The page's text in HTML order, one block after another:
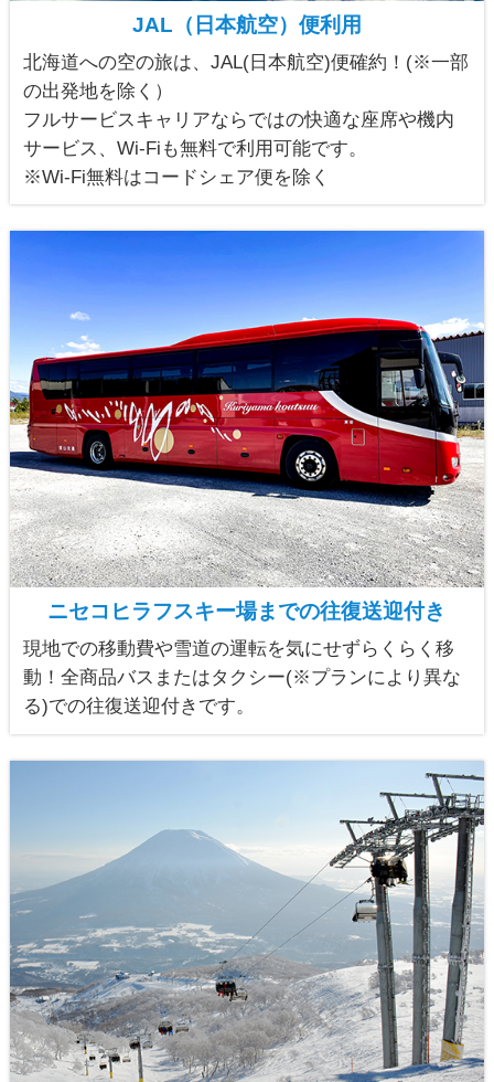
JAL（日本航空）便利用
北海道への空の旅は、JAL(日本航空)便確約！(※一部
の出発地を除く）
フルサービスキャリアならではの快適な座席や機内
サービス、Wi-Fiも無料で利用可能です。
※Wi-Fi無料はコードシェア便を除く
ニセコヒラフスキー場までの往復送迎付き
現地での移動費や雪道の運転を気にせずらくらく移
動！全商品バスまたはタクシー(※プランにより異な
る)での往復送迎付きです。